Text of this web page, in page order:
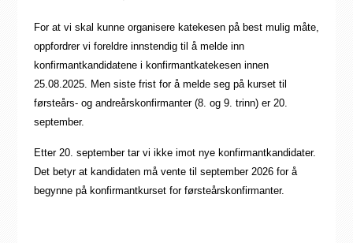
For at vi skal kunne organisere katekesen på best mulig måte,
oppfordrer vi foreldre innstendig til å melde inn
konfirmantkandidatene i konfirmantkatekesen innen
25.08.2025. Men siste frist for å melde seg på kurset til
førsteårs- og andreårskonfirmanter (8. og 9. trinn) er 20.
september.
Etter 20. september tar vi ikke imot nye konfirmantkandidater.
Det betyr at kandidaten må vente til september 2026 for å
begynne på konfirmantkurset for førsteårskonfirmanter.